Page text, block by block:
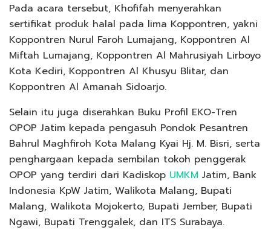
Pada acara tersebut, Khofifah menyerahkan
sertifikat produk halal pada lima Koppontren, yakni
Koppontren Nurul Faroh Lumajang, Koppontren Al
Miftah Lumajang, Koppontren Al Mahrusiyah Lirboyo
Kota Kediri, Koppontren Al Khusyu Blitar, dan
Koppontren Al Amanah Sidoarjo.
Selain itu juga diserahkan Buku Profil EKO-Tren
OPOP Jatim kepada pengasuh Pondok Pesantren
Bahrul Maghfiroh Kota Malang Kyai Hj. M. Bisri, serta
penghargaan kepada sembilan tokoh penggerak
OPOP yang terdiri dari Kadiskop UMKM Jatim, Bank
Indonesia KpW Jatim, Walikota Malang, Bupati
Malang, Walikota Mojokerto, Bupati Jember, Bupati
Ngawi, Bupati Trenggalek, dan ITS Surabaya.